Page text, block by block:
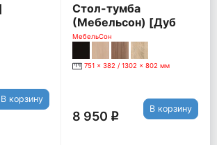
В корзину
Стол-тумба
(Мебельсон) [Дуб
Сонома]
МебельСон
751 x 382 / 1302 x 802 мм
8 950 q
В корзину